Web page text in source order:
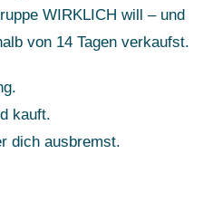
WIRKLICH will – und
von 14 Tagen verkaufst.
kauft.
dich ausbremst.